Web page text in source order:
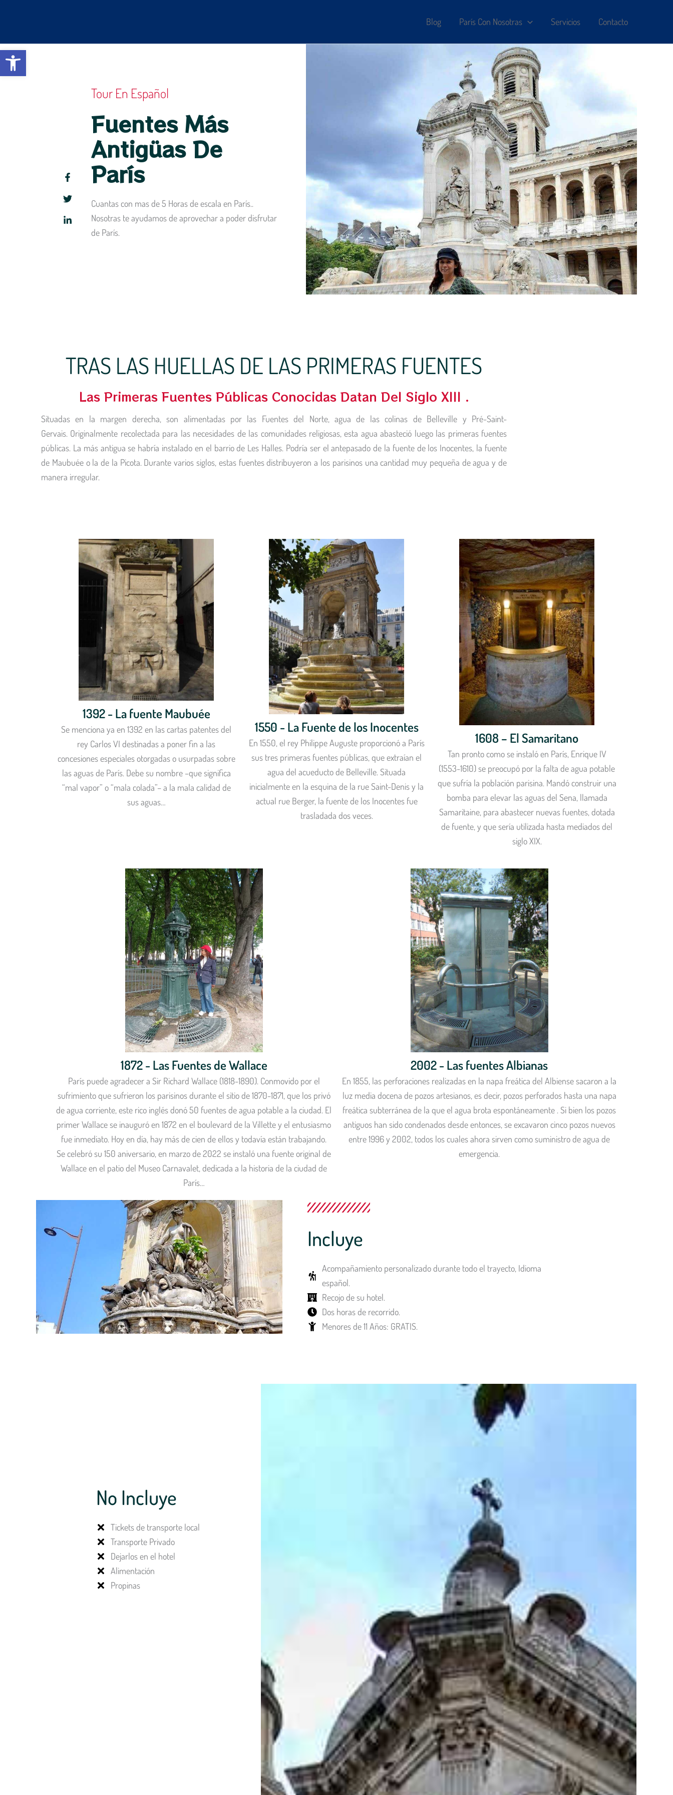
Abrir barra de herramientas
Blog París Con Nosotras Servicios Contacto
Tour En Español
Fuentes Más
Antigüas De
París
Cuantas con mas de 5 Horas de escala en París..
Nosotras te ayudamos de aprovechar a poder disfrutar
de París.
TRAS LAS HUELLAS DE LAS PRIMERAS FUENTES
Las Primeras Fuentes Públicas Conocidas Datan Del Siglo XIII .
Situadas en la margen derecha, son alimentadas por las Fuentes del Norte, agua de las colinas de Belleville y Pré-Saint-
Gervais. Originalmente recolectada para las necesidades de las comunidades religiosas, esta agua abasteció luego las primeras fuentes
públicas. La más antigua se habría instalado en el barrio de Les Halles. Podría ser el antepasado de la fuente de los Inocentes, la fuente
de Maubuée o la de la Picota. Durante varios siglos, estas fuentes distribuyeron a los parisinos una cantidad muy pequeña de agua y de
manera irregular.
1392 - La fuente Maubuée
Se menciona ya en 1392 en las cartas patentes del
rey Carlos VI destinadas a poner fin a las
concesiones especiales otorgadas o usurpadas sobre
las aguas de París. Debe su nombre –que significa
“mal vapor” o “mala colada”– a la mala calidad de
sus aguas…
1550 - La Fuente de los Inocentes
En 1550, el rey Philippe Auguste proporcionó a París
sus tres primeras fuentes públicas, que extraían el
agua del acueducto de Belleville. Situada
inicialmente en la esquina de la rue Saint-Denis y la
actual rue Berger, la fuente de los Inocentes fue
trasladada dos veces.
1608 – El Samaritano
Tan pronto como se instaló en París, Enrique IV
(1553-1610) se preocupó por la falta de agua potable
que sufría la población parisina. Mandó construir una
bomba para elevar las aguas del Sena, llamada
Samaritaine, para abastecer nuevas fuentes, dotada
de fuente, y que sería utilizada hasta mediados del
siglo XIX.
1872 - Las Fuentes de Wallace
París puede agradecer a Sir Richard Wallace (1818-1890). Conmovido por el
sufrimiento que sufrieron los parisinos durante el sitio de 1870-1871, que los privó
de agua corriente, este rico inglés donó 50 fuentes de agua potable a la ciudad. El
primer Wallace se inauguró en 1872 en el boulevard de la Villette y el entusiasmo
fue inmediato. Hoy en día, hay más de cien de ellos y todavía están trabajando.
Se celebró su 150 aniversario, en marzo de 2022 se instaló una fuente original de
Wallace en el patio del Museo Carnavalet, dedicada a la historia de la ciudad de
París…
2002 - Las fuentes Albianas
En 1855, las perforaciones realizadas en la napa freática del Albiense sacaron a la
luz media docena de pozos artesianos, es decir, pozos perforados hasta una napa
freática subterránea de la que el agua brota espontáneamente . Si bien los pozos
antiguos han sido condenados desde entonces, se excavaron cinco pozos nuevos
entre 1996 y 2002, todos los cuales ahora sirven como suministro de agua de
emergencia.
Incluye
Acompañamiento personalizado durante todo el trayecto, Idioma
español.
Recojo de su hotel.
Dos horas de recorrido.
Menores de 11 Años: GRATIS.
No Incluye
Tickets de transporte local
Transporte Privado
Dejarlos en el hotel
Alimentación
Propinas